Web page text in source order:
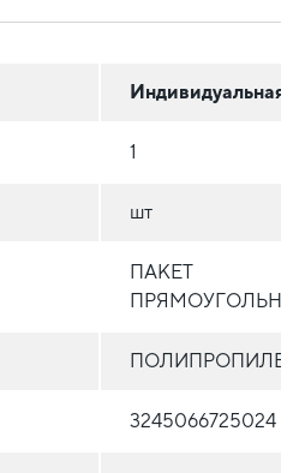
Индивидуальная
1
шт
ПАКЕТ
ПОЛИПРОПИЛЕН
3245066725024